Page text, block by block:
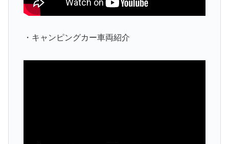
・キャンピングカー車両紹介